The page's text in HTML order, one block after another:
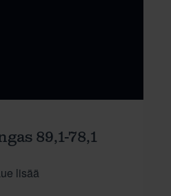
89,1-78,1
lisää